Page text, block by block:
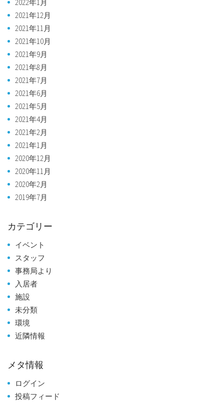
2022年1月
2021年12月
2021年11月
2021年10月
2021年9月
2021年8月
2021年7月
2021年6月
2021年5月
2021年4月
2021年2月
2021年1月
2020年12月
2020年11月
2020年2月
2019年7月
カテゴリー
イベント
スタッフ
事務局より
入居者
施設
未分類
環境
近隣情報
メタ情報
ログイン
投稿フィード